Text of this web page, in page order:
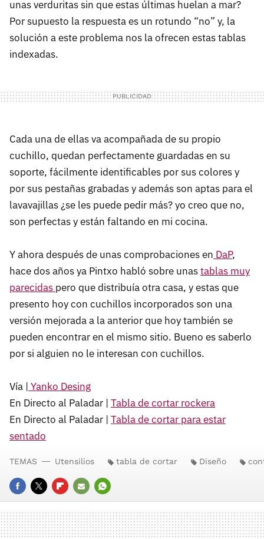
unas verduritas sin que estas últimas huelan a mar?
Por supuesto la respuesta es un rotundo “no” y, la
solución a este problema nos la ofrecen estas tablas
indexadas.
Cada una de ellas va acompañada de su propio
cuchillo, quedan perfectamente guardadas en su
soporte, fácilmente identificables por sus colores y
por sus pestañas grabadas y además son aptas para el
lavavajillas ¿se les puede pedir más? yo creo que no,
son perfectas y están faltando en mi cocina.
Y ahora después de unas comprobaciones en DaP,
hace dos años ya Pintxo habló sobre unastablas muy
parecidas pero que distribuía otra casa, y estas que
presento hoy con cuchillos incorporados son una
versión mejorada a la anterior que hoy también se
pueden encontrar en el mismo sitio. Bueno es saberlo
por si alguien no le interesan con cuchillos.
Vía | Yanko Desing
En Directo al Paladar | Tabla de cortar rockera
En Directo al Paladar | Tabla de cortar para estar
sentado
FACEBOOK
TWITTERFLIPBOARD
E-
MAIL
WHATSAPP
TEMAS Utensilios tabla de cortar Diseño